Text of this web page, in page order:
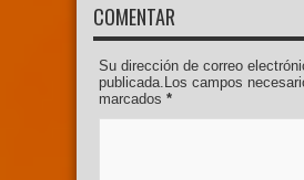
COMENTAR
Su dirección de correo
publicada.Los campos
marcados *